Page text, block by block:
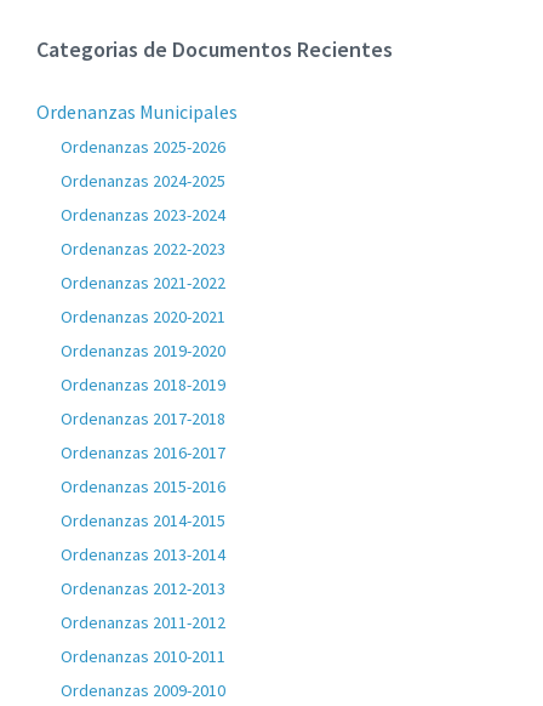
Categorias de Documentos Recientes
Ordenanzas Municipales
Ordenanzas 2025-2026
Ordenanzas 2024-2025
Ordenanzas 2023-2024
Ordenanzas 2022-2023
Ordenanzas 2021-2022
Ordenanzas 2020-2021
Ordenanzas 2019-2020
Ordenanzas 2018-2019
Ordenanzas 2017-2018
Ordenanzas 2016-2017
Ordenanzas 2015-2016
Ordenanzas 2014-2015
Ordenanzas 2013-2014
Ordenanzas 2012-2013
Ordenanzas 2011-2012
Ordenanzas 2010-2011
Ordenanzas 2009-2010